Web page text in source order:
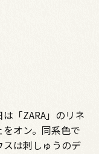
「ZARA」のリネ
オン。同系色で
は刺しゅうのデ